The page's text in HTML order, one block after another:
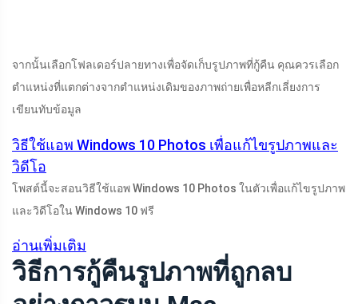
จากนั้นเลือกโฟลเดอร์ปลายทางเพื่อจัดเก็บรูปภาพที่กู้คืน คุณควรเลือก
ตำแหน่งที่แตกต่างจากตำแหน่งเดิมของภาพถ่ายเพื่อหลีกเลี่ยงการ
เขียนทับข้อมูล
วิธีใช้แอพ Windows 10 Photos เพื่อแก้ไขรูปภาพและ
วิดีโอ
โพสต์นี้จะสอนวิธีใช้แอพ Windows 10 Photos ในตัวเพื่อแก้ไขรูปภาพ
และวิดีโอใน Windows 10 ฟรี
อ่านเพิ่มเติม
วิธีการกู้คืนรูปภาพที่ถูกลบ